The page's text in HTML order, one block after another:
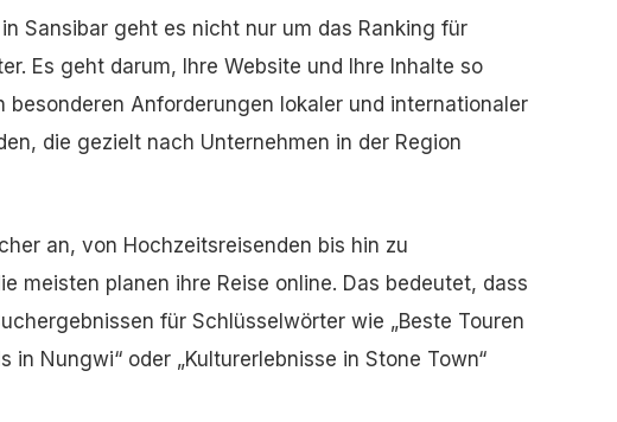
Sansibar geht es nicht nur um das Ranking für
Es geht darum, Ihre Website und Ihre Inhalte so
besonderen Anforderungen lokaler und internationaler
die gezielt nach Unternehmen in der Region
an, von Hochzeitsreisenden bis hin zu
meisten planen ihre Reise online. Das bedeutet, dass
für Schlüsselwörter wie „Beste Touren
in Nungwi“ oder „Kulturerlebnisse in Stone Town“